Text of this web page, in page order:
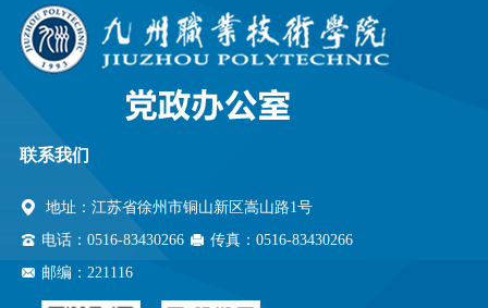
联系我们
地址：江苏省徐州市铜山新区嵩山路1号
电话：0516-83430266
传真：0516-83430266
邮编：221116